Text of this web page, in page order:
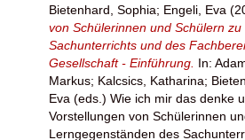
Bietenhard, Sophia; Engeli, Eva
von Schülerinnen und Schülern
Sachunterrichts und des
Gesellschaft - Einführung. In:
Markus; Kalcsics, Katharina;
Eva (eds.) Wie ich mir das denke
Vorstellungen von Schülerinnen
Lerngegenständen des